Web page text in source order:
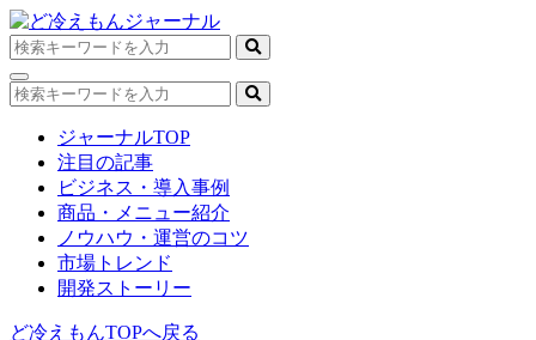
ジャーナルTOP
注目の記事
ビジネス・導入事例
商品・メニュー紹介
ノウハウ・運営のコツ
市場トレンド
開発ストーリー
ど冷えもんTOPへ戻る